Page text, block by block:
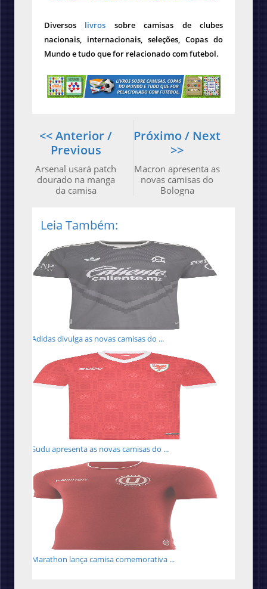
Diversos livros sobre camisas de clubes
nacionais, internacionais, seleções, Copas do
Mundo e tudo que for relacionado com futebol.
Próximo / Next
>>
Macron apresenta as
novas camisas do
Bologna
<< Anterior /
Previous
Arsenal usará patch
dourado na manga
da camisa
Leia Também:
Adidas divulga as novas camisas do ...
Sudu apresenta as novas camisas do ...
Marathon lança camisa comemorativa ...